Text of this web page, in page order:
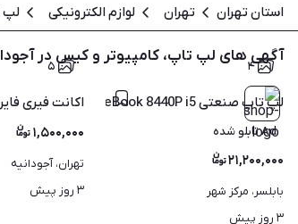
استان تهران تهران لوازم الکترونیکی لپ
آگهی های لپ تاپ، کامپیوتر و کیس در
۴
لپ تاپ صنعتی HP EliteBook 8440P i5 هارد 500 با گارانتی
Ad تابلو شده
۲۱,۲۰۰,۰۰۰
بابلسر، مرکز شهر
۳ روز پیش
۵
اکانت فیری فایر
۱,۵۰۰,۰۰۰
تهران، آجودانیه
۳ روز پیش